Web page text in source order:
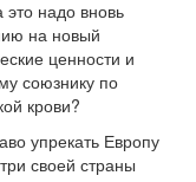
это надо вновь
на новый
ценности и
союзнику по
крови?
упрекать Европу
своей страны